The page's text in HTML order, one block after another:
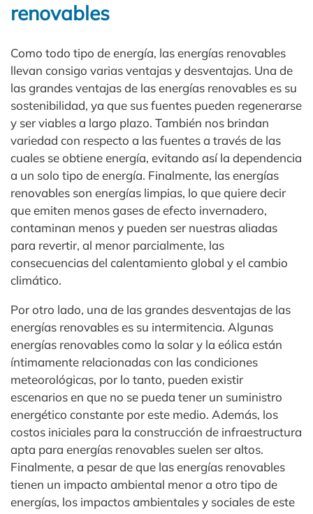
renovables
Como todo tipo de energía, las energías renovables
llevan consigo varias ventajas y desventajas. Una de
las grandes ventajas de las energías renovables es su
sostenibilidad, ya que sus fuentes pueden regenerarse
y ser viables a largo plazo. También nos brindan
variedad con respecto a las fuentes a través de las
cuales se obtiene energía, evitando así la dependencia
a un solo tipo de energía. Finalmente, las energías
renovables son energías limpias, lo que quiere decir
que emiten menos gases de efecto invernadero,
contaminan menos y pueden ser nuestras aliadas
para revertir, al menor parcialmente, las
consecuencias del calentamiento global y el cambio
climático.
Por otro lado, una de las grandes desventajas de las
energías renovables es su intermitencia. Algunas
energías renovables como la solar y la eólica están
íntimamente relacionadas con las condiciones
meteorológicas, por lo tanto, pueden existir
escenarios en que no se pueda tener un suministro
energético constante por este medio. Además, los
costos iniciales para la construcción de infraestructura
apta para energías renovables suelen ser altos.
Finalmente, a pesar de que las energías renovables
tienen un impacto ambiental menor a otro tipo de
energías, los impactos ambientales y sociales de este